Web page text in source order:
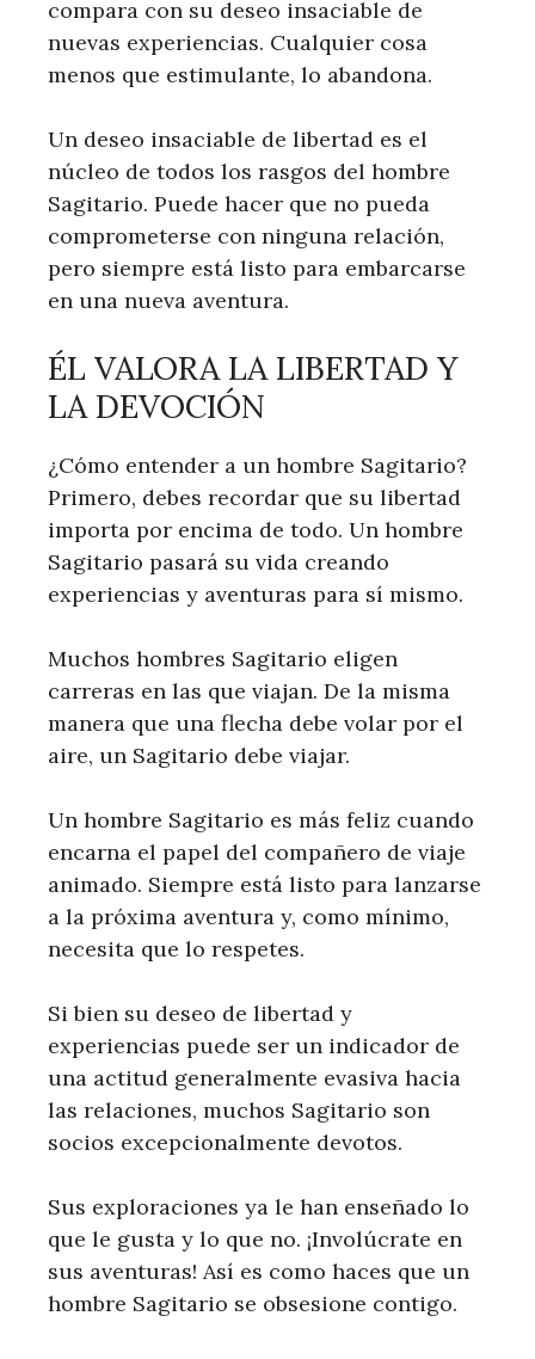
compara con su deseo insaciable de
nuevas experiencias. Cualquier cosa
menos que estimulante, lo abandona.
Un deseo insaciable de libertad es el
núcleo de todos los rasgos del hombre
Sagitario. Puede hacer que no pueda
comprometerse con ninguna relación,
pero siempre está listo para embarcarse
en una nueva aventura.
ÉL VALORA LA LIBERTAD Y
LA DEVOCIÓN
¿Cómo entender a un hombre Sagitario?
Primero, debes recordar que su libertad
importa por encima de todo. Un hombre
Sagitario pasará su vida creando
experiencias y aventuras para sí mismo.
Muchos hombres Sagitario eligen
carreras en las que viajan. De la misma
manera que una flecha debe volar por el
aire, un Sagitario debe viajar.
Un hombre Sagitario es más feliz cuando
encarna el papel del compañero de viaje
animado. Siempre está listo para lanzarse
a la próxima aventura y, como mínimo,
necesita que lo respetes.
Si bien su deseo de libertad y
experiencias puede ser un indicador de
una actitud generalmente evasiva hacia
las relaciones, muchos Sagitario son
socios excepcionalmente devotos.
Sus exploraciones ya le han enseñado lo
que le gusta y lo que no. ¡Involúcrate en
sus aventuras! Así es como haces que un
hombre Sagitario se obsesione contigo.